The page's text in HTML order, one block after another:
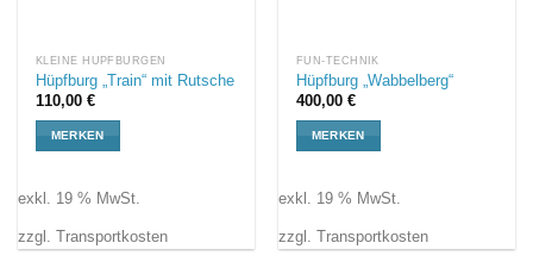
KLEINE HÜPFBURGEN
Hüpfburg „Train“ mit Rutsche
110,00 €
MERKEN
exkl. 19 % MwSt.
zzgl. Transportkosten
FUN-TECHNIK
Hüpfburg „Wabbelberg“
400,00 €
MERKEN
exkl. 19 % MwSt.
zzgl. Transportkosten